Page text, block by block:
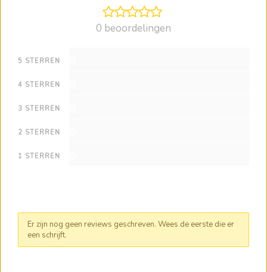
0 beoordelingen
5 STERREN
4 STERREN
3 STERREN
2 STERREN
1 STERREN
Er zijn nog geen reviews geschreven. Wees de eerste die er
een schrijft.